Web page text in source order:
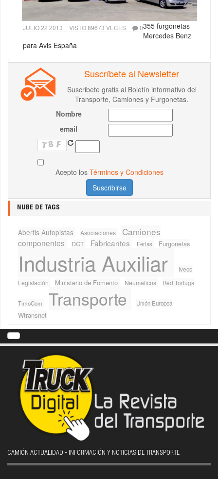
JULIO 22 2013 VISTO 89673 VECES 0355 furgonetas
Mercedes Benz
para Avis España
Suscríbete al Newsletter
Suscribete gratis al Boletín informativo del
Transporte, Camiones y Furgonetas.
Nombre
email
Acepto los Términos y Condiciones
NUBE DE TAGS
Abertis Autopistas Asociaciones Camiones
componentes DGT Fabricantes Ferias Furgonetas
Industria Auxiliar
Iveco
Legislación
Ministerio de Fomento Neumaticos Red Tortuga
TimoCom Transporte Unión Europea
Wtransnet
CAMIÓN ACTUALIDAD - INFORMACIÓN Y NOTICIAS DE TRANSPORTE